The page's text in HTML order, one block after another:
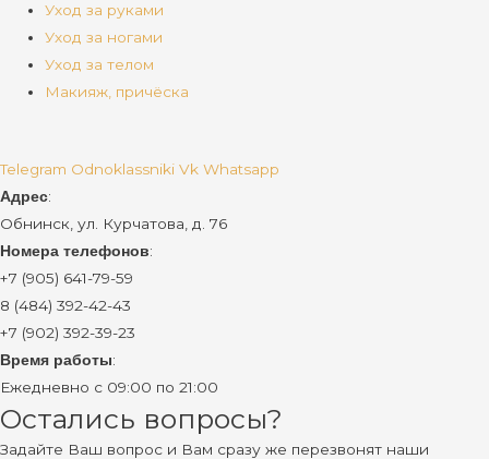
Уход за руками
Уход за ногами
Уход за телом
Макияж, причёска
Telegram Odnoklassniki Vk Whatsapp
Адрес:
Обнинск, ул. Курчатова, д. 76
Номера телефонов:
+7 (905) 641-79-59
8 (484) 392-42-43
+7 (902) 392-39-23
Время работы:
Ежедневно с 09:00 по 21:00
Остались вопросы?
Задайте Ваш вопрос и Вам сразу же перезвонят наши